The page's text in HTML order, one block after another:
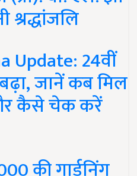
श्रद्धांजलि
Update: 24वीं
जानें कब मिल
कैसे चेक करें